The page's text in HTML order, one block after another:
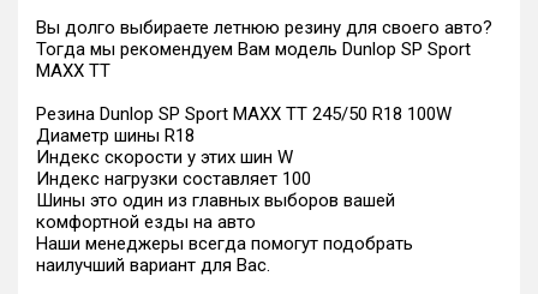
Вы долго выбираете летнюю резину для своего авто?
Тогда мы рекомендуем Вам модель Dunlop SP Sport
MAXX TT
Резина Dunlop SP Sport MAXX TT 245/50 R18 100W
Диаметр шины R18
Индекс скорости у этих шин W
Индекс нагрузки составляет 100
Шины это один из главных выборов вашей
комфортной езды на авто
Наши менеджеры всегда помогут подобрать
наилучший вариант для Вас.